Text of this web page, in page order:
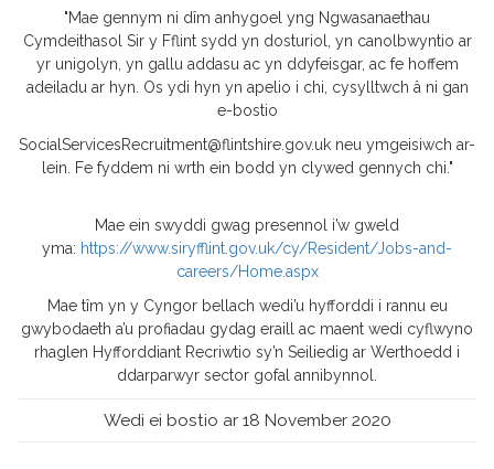
"Mae gennym ni dîm anhygoel yng Ngwasanaethau
Cymdeithasol Sir y Fflint sydd yn dosturiol, yn canolbwyntio ar
yr unigolyn, yn gallu addasu ac yn ddyfeisgar, ac fe hoffem
adeiladu ar hyn. Os ydi hyn yn apelio i chi, cysylltwch â ni gan
e-bostio
SocialServicesRecruitment@flintshire.gov.uk neu ymgeisiwch ar-
lein. Fe fyddem ni wrth ein bodd yn clywed gennych chi."
Mae ein swyddi gwag presennol i’w gweld
yma: https://www.siryfflint.gov.uk/cy/Resident/Jobs-and-
careers/Home.aspx
Mae tîm yn y Cyngor bellach wedi’u hyfforddi i rannu eu
gwybodaeth a’u profiadau gydag eraill ac maent wedi cyflwyno
rhaglen Hyfforddiant Recriwtio sy’n Seiliedig ar Werthoedd i
ddarparwyr sector gofal annibynnol.
Wedi ei bostio ar 18 November 2020